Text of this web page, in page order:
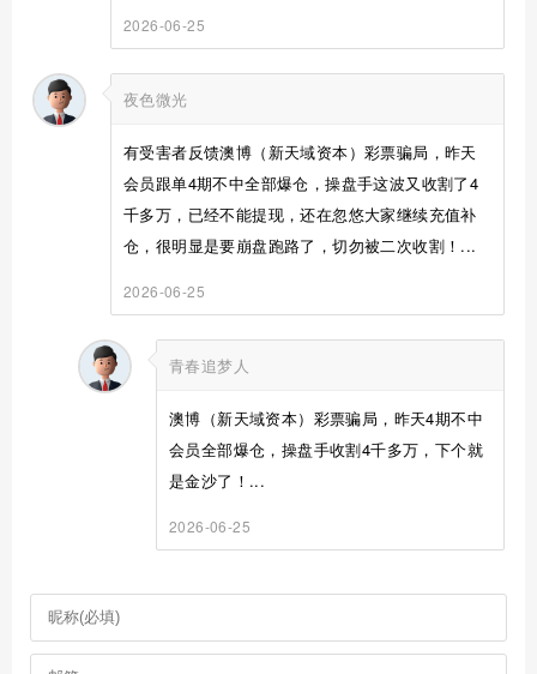
2026-06-25
夜色微光
有受害者反馈澳博（新天域资本）彩票骗局，昨天
会员跟单4期不中全部爆仓，操盘手这波又收割了4
千多万，已经不能提现，还在忽悠大家继续充值补
仓，很明显是要崩盘跑路了，切勿被二次收割！...
2026-06-25
青春追梦人
澳博（新天域资本）彩票骗局，昨天4期不中
会员全部爆仓，操盘手收割4千多万，下个就
是金沙了！...
2026-06-25